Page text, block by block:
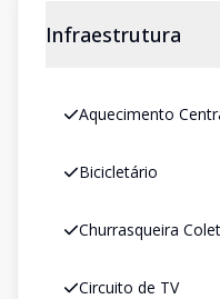
Infraestrutura
Aquecimento
Bicicletário
Churrasqueira
Circuito de TV